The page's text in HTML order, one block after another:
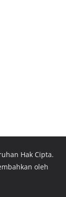
Hak Cipta.
oleh